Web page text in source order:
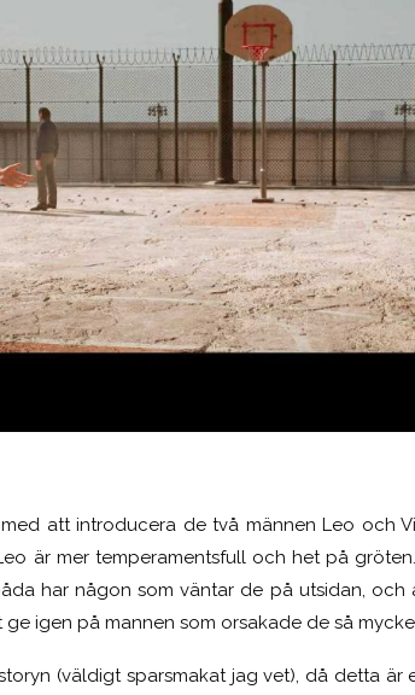
att introducera de två männen Leo och
är mer temperamentsfull och het på
har någon som väntar de på utsidan, och
igen på mannen som orsakade de så
(väldigt sparsmakat jag vet), då detta är